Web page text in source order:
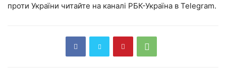
проти України читайте на каналі РБК-Україна в Telegram.